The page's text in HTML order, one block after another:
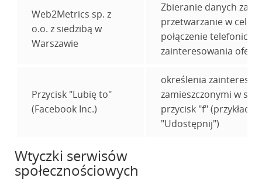
Web2Metrics sp. z
o.o. z siedzibą w
Warszawie
Zbieranie danych za
przetwarzanie w celu
połączenie
zainteresowania
Przycisk "Lubię to"
(Facebook Inc.)
określenia
zamieszczonymi w
przycisk "f"
"Udostępnij")
Wtyczki serwisów
społecznościowych